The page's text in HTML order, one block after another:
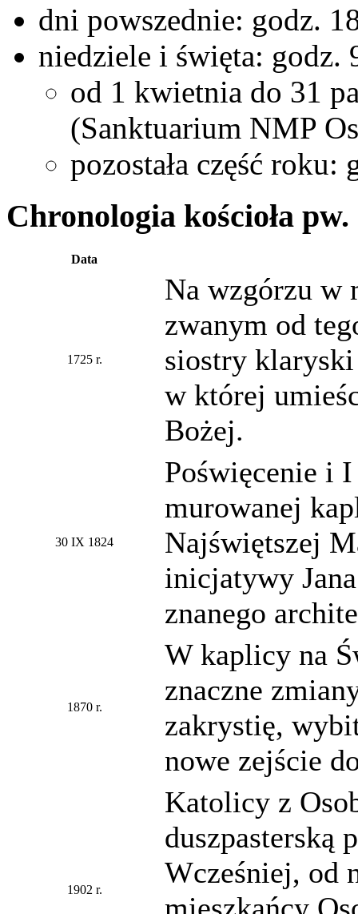
dni powszednie: godz.
niedziele i święta: godz.
od 1 kwietnia do 31
(Sanktuarium NMP
pozostała część roku:
Chronologia kościoła
Data
1725 r.
Na wzgórzu w
zwanym od
siostry klaryski
w której
Bożej.
30 IX 1824
Poświęcenie i
murowanej
Najświętszej
inicjatywy
znanego
1870 r.
W kaplicy na
znaczne
zakrystię,
nowe zejście
1902 r.
Katolicy z
duszpasterską
Wcześniej, od